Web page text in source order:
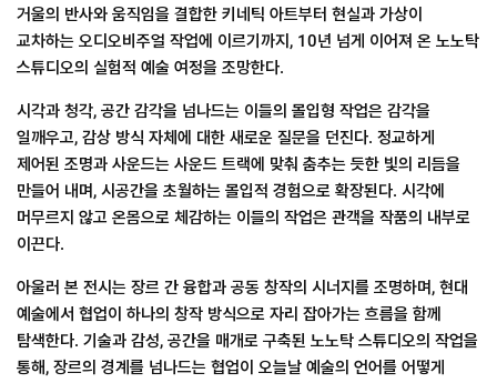
거울의 반사와 움직임을 결합한 키네틱 아트부터 현실과 가상이
교차하는 오디오비주얼 작업에 이르기까지, 10년 넘게 이어져 온 노노탁
스튜디오의 실험적 예술 여정을 조망한다.
시각과 청각, 공간 감각을 넘나드는 이들의 몰입형 작업은 감각을
일깨우고, 감상 방식 자체에 대한 새로운 질문을 던진다. 정교하게
제어된 조명과 사운드는 사운드 트랙에 맞춰 춤추는 듯한 빛의 리듬을
만들어 내며, 시공간을 초월하는 몰입적 경험으로 확장된다. 시각에
머무르지 않고 온몸으로 체감하는 이들의 작업은 관객을 작품의 내부로
이끈다.
아울러 본 전시는 장르 간 융합과 공동 창작의 시너지를 조명하며, 현대
예술에서 협업이 하나의 창작 방식으로 자리 잡아가는 흐름을 함께
탐색한다. 기술과 감성, 공간을 매개로 구축된 노노탁 스튜디오의 작업을
통해, 장르의 경계를 넘나드는 협업이 오늘날 예술의 언어를 어떻게